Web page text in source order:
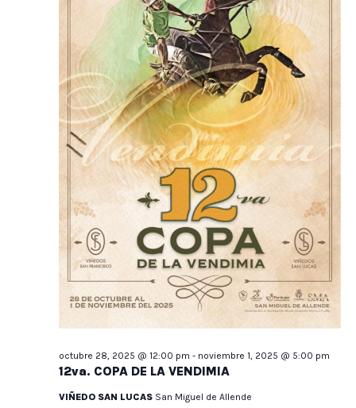
12va. COPA DE LA VENDIMIA
octubre 28, 2025 @ 12:00 pm - noviembre 1, 2025 @ 5:00 pm
VIÑEDO SAN LUCAS San Miguel de Allende